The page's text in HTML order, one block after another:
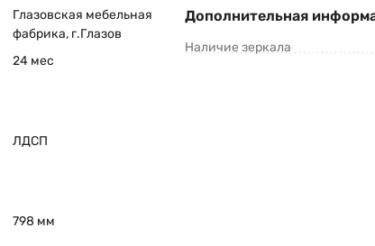
Глазовская мебельная
фабрика, г.Глазов
24 мес
ЛДСП
798 мм
Дополнительная
Наличие зеркала